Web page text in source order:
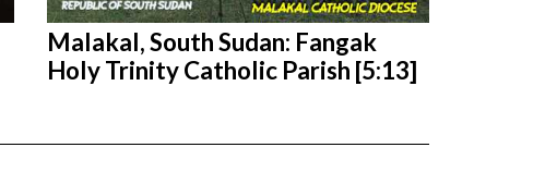
Malakal, South Sudan: Fangak
Holy Trinity Catholic Parish [5:13]